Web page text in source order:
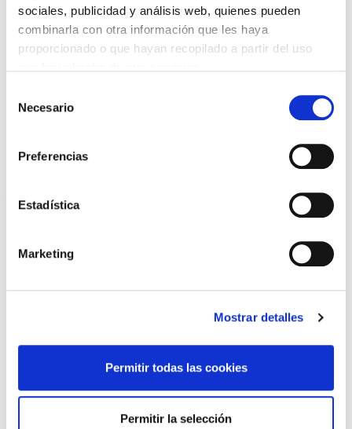
sociales, publicidad y análisis web, quienes pueden
combinarla con otra información que les haya
proporcionado o que hayan recopilado a partir del uso
Necesario
Preferencias
Estadística
Marketing
Mostrar detalles
Permitir todas las cookies
Permitir la selección
PREMIOS DE LA REAL ACADEMIA DE MEDICINA DE GALICIA
2026
28/07/2026
22/07/2026
TRÁFICO SUPRIME LAS EXENCIONES MÉDICAS PARA EL USO
DEL CASCO Y DEL CINTURÓN DE SEGURIDAD
EL AUMENTO DE PRIMAS A MUFACE NO MEJORA LAS
CONDICIONES DE LOS MÉDICOS QUE ATIENDEN A
MUTUALISTAS
URGENTES ANTE LA SITUACIÓN CRÍTICA DEL SERVICIO DE
INFORME SOBRE LA CONSOLIDACIÓN DE GRADO A LAS/LOS
PUESTOS DE JEFATURA / DIRECCIÓN / COORDINACIÓN